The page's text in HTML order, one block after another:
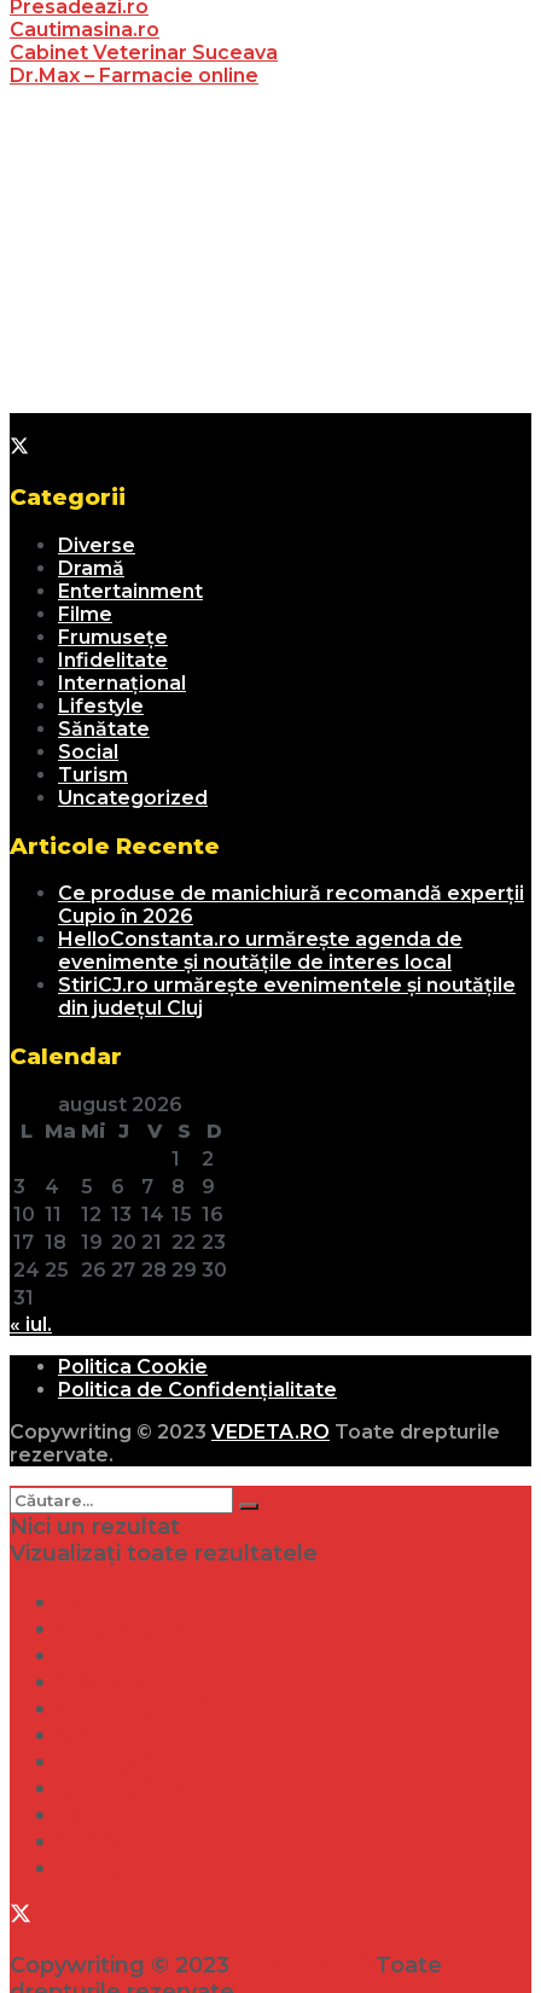
Presadeazi.ro
Cautimasina.ro
Cabinet Veterinar Suceava
Dr.Max – Farmacie online
Categorii
Diverse
Dramă
Entertainment
Filme
Frumusețe
Infidelitate
Internațional
Lifestyle
Sănătate
Social
Turism
Uncategorized
Articole Recente
Ce produse de manichiură recomandă experții
Cupio în 2026
HelloConstanta.ro urmărește agenda de
evenimente și noutățile de interes local
StiriCJ.ro urmărește evenimentele și noutățile
din județul Cluj
Calendar
august 2026
L Ma Mi J V S
D
1
2
3
4 5 6 7 8
9
10 11 12 13 14 15 16
17 18 19 20 21 22 23
24 25 26 27 28 29 30
31
« iul.
Politica Cookie
Politica de Confidențialitate
Copywriting © 2023 VEDETA.RO Toate drepturile
rezervate.
Nici un rezultat
Vizualizați toate rezultatele
Copywriting © 2023
Toate